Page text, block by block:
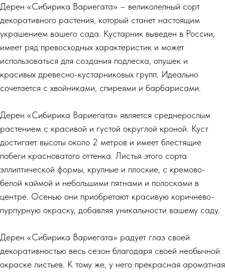
Дерен «Сибирика Вариегата» – великолепный сорт
декоративного растения, который станет настоящим
украшением вашего сада. Кустарник выведен в России,
имеет ряд превосходных характеристик и может
использоваться для создания подлеска, опушек и
красивых древесно-кустарниковых групп. Идеально
сочетается с хвойниками, спиреями и барбарисами.
Дерен «Сибирика Вариегата» является среднерослым
растением с красивой и густой округлой кроной. Куст
достигает высоты около 2 метров и имеет блестящие
побеги красноватого оттенка. Листья этого сорта
эллиптической формы, крупные и плоские, с кремово-
белой каймой и небольшими пятнами и полосками в
центре. Осенью они приобретают красивую коричнево-
пурпурную окраску, добавляя уникальности вашему саду.
Дерен «Сибирика Вариегата» радует глаз своей
декоративностью весь сезон благодаря своей необычной
окраске листьев. К тому же, у него прекрасная ароматная